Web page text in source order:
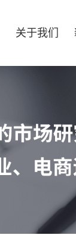
关于我们